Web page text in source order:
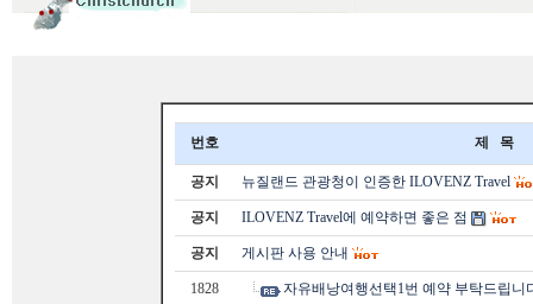
번호 제 목
공지 뉴질랜드 관광청이 인증한 ILOVENZ Travel
공지 ILOVENZ Travel에 예약하면 좋은 점
공지 게시판 사용 안내
1828 자유배낭여행선택1번 예약 부탁드립니